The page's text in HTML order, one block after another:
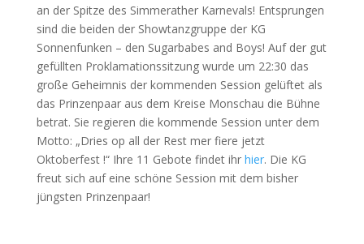
an der Spitze des Simmerather Karnevals! Entsprungen
sind die beiden der Showtanzgruppe der KG
Sonnenfunken – den Sugarbabes and Boys! Auf der gut
gefüllten Proklamationssitzung wurde um 22:30 das
große Geheimnis der kommenden Session gelüftet als
das Prinzenpaar aus dem Kreise Monschau die Bühne
betrat. Sie regieren die kommende Session unter dem
Motto: „Dries op all der Rest mer fiere jetzt
Oktoberfest !“ Ihre 11 Gebote findet ihr hier. Die KG
freut sich auf eine schöne Session mit dem bisher
jüngsten Prinzenpaar!